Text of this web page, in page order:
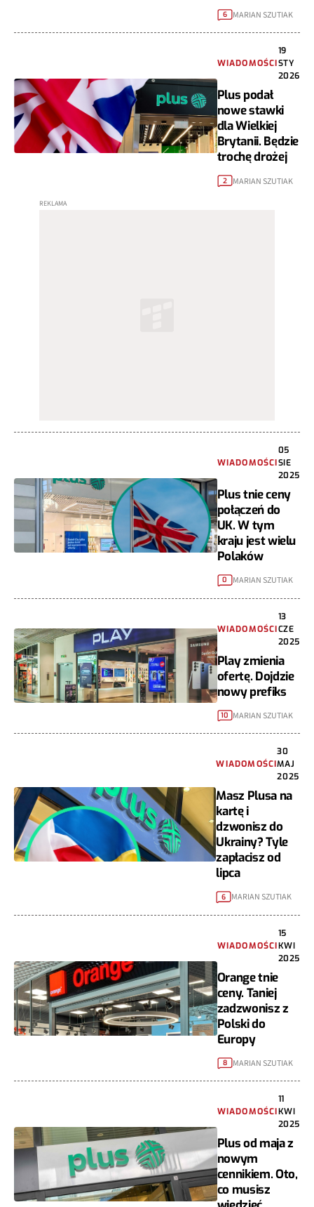
6 MARIAN SZUTIAK
WIADOMOŚCI
19
STY
2026
Plus podał
nowe stawki
dla Wielkiej
Brytanii. Będzie
trochę drożej
2 MARIAN SZUTIAK
WIADOMOŚCI
05
SIE
2025
Plus tnie ceny
połączeń do
UK. W tym
kraju jest wielu
Polaków
0 MARIAN SZUTIAK
WIADOMOŚCI
13
CZE
2025
Play zmienia
ofertę. Dojdzie
nowy prefiks
10 MARIAN SZUTIAK
WIADOMOŚCI
30
MAJ
2025
Masz Plusa na
kartę i
dzwonisz do
Ukrainy? Tyle
zapłacisz od
lipca
6 MARIAN SZUTIAK
WIADOMOŚCI
15
KWI
2025
Orange tnie
ceny. Taniej
zadzwonisz z
Polski do
Europy
8 MARIAN SZUTIAK
WIADOMOŚCI
11
KWI
2025
Plus od maja z
nowym
cennikiem. Oto,
co musisz